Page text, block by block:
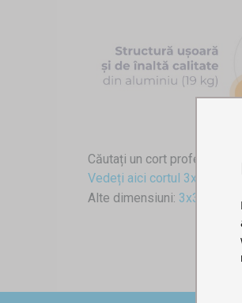
Căutați un cort profesional
Vedeți aici cortul 3x4,5m cu
Alte dimensiuni: 3x3